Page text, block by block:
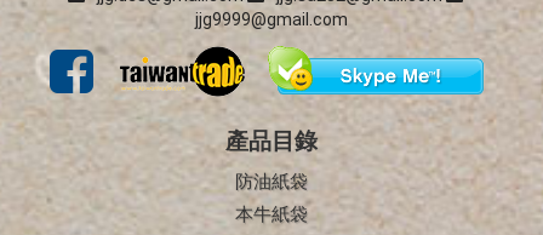
jjg9999@gmail.com
產品目錄
防油紙袋
本牛紙袋